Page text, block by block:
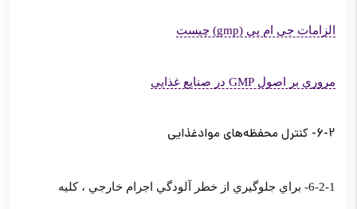
الزامات جی ام پی (gmp) چیست
مروری بر اصول GMP در صنایع غذایی
6-2- كنترل محفظه‌هاي موادغذايي
6-2-1- براي جلوگيري از خطر آلودگي اجرام خارجي ، كليه